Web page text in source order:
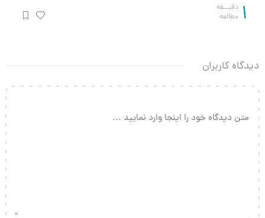
1 دقیــقه
مطالعه
دیدگاه کاربران